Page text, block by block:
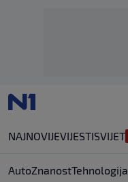
NAJNOVIJEVIJESTISVIJET
AutoZnanostTehnologija